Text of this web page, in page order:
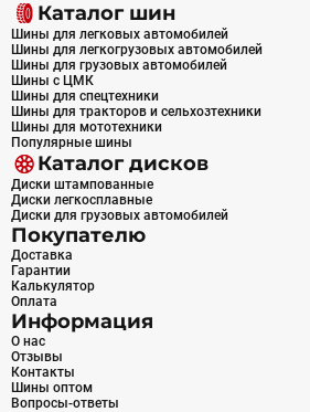
Каталог шин
Шины для легковых автомобилей
Шины для легкогрузовых автомобилей
Шины для грузовых автомобилей
Шины с ЦМК
Шины для спецтехники
Шины для тракторов и сельхозтехники
Шины для мототехники
Популярные шины
Каталог дисков
Диски штампованные
Диски легкосплавные
Диски для грузовых автомобилей
Покупателю
Доставка
Гарантии
Калькулятор
Оплата
Информация
О нас
Отзывы
Контакты
Шины оптом
Вопросы-ответы